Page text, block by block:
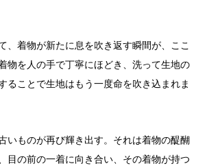
、着物が新たに息を吹き返す瞬間が、ここ
物を人の手で丁寧にほどき、洗って生地の
ることで生地はもう一度命を吹き込まれま
いものが再び輝き出す。それは着物の醍醐
目の前の一着に向き合い、その着物が持つ